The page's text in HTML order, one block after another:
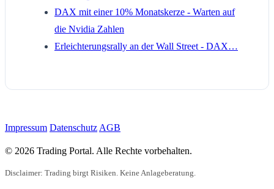
DAX mit einer 10% Monatskerze - Warten auf
die Nvidia Zahlen
Erleichterungsrally an der Wall Street - DAX…
Impressum Datenschutz AGB
© 2026 Trading Portal. Alle Rechte vorbehalten.
Disclaimer: Trading birgt Risiken. Keine Anlageberatung.